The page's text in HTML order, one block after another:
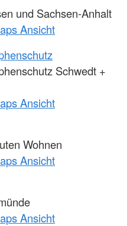
und Sachsen-Anhalt
Ansicht
Schwedt +
Ansicht
Wohnen
Ansicht
Ansicht